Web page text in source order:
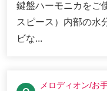
鍵盤ハーモニカをご
スピース）内部の水
ビな...
メロディオン/お